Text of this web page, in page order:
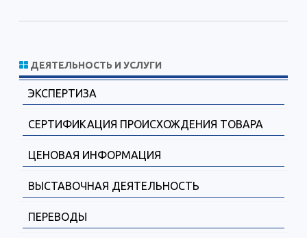
ДЕЯТЕЛЬНОСТЬ И УСЛУГИ
ЭКСПЕРТИЗА
СЕРТИФИКАЦИЯ ПРОИСХОЖДЕНИЯ ТОВАРА
ЦЕНОВАЯ ИНФОРМАЦИЯ
ВЫСТАВОЧНАЯ ДЕЯТЕЛЬНОСТЬ
ПЕРЕВОДЫ